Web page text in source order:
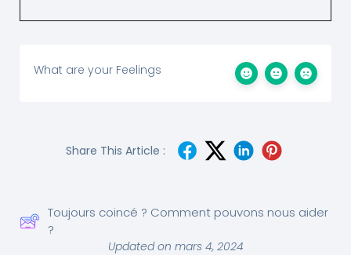
What are your Feelings
Share This Article :
Toujours coincé ? Comment pouvons nous aider
?
Updated on mars 4, 2024